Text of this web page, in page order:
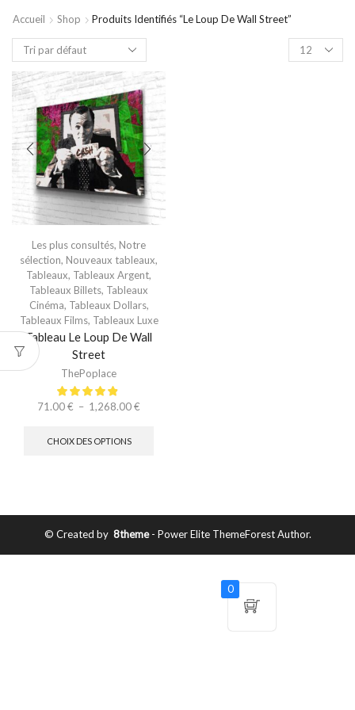
Accueil Shop Produits Identifiés “le Loup De Wall Street”
Les plus consultés, Notre
sélection, Nouveaux tableaux,
Tableaux, Tableaux Argent,
Tableaux Billets, Tableaux
Cinéma, Tableaux Dollars,
Tableaux Films, Tableaux Luxe
Tableau Le Loup De Wall
Street
ThePoplace
71.00€ – 1,268.00€
CHOIX DES OPTIONS
© Created by 8theme- Power Elite ThemeForest Author.
0